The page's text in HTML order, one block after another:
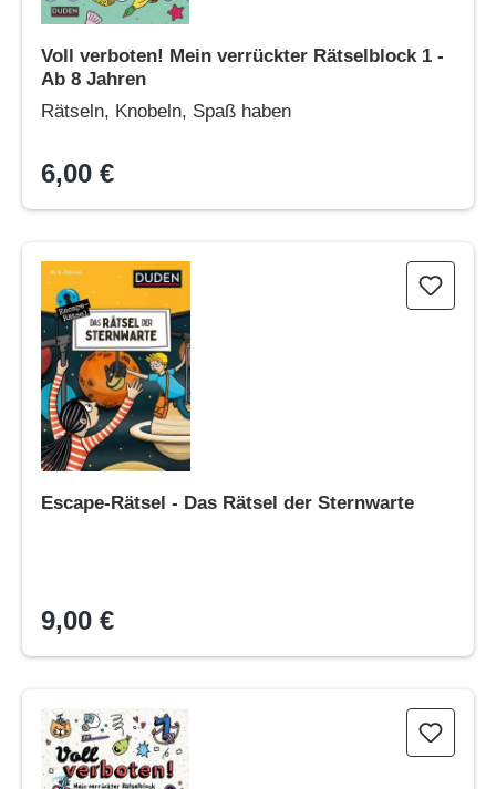
Voll verboten! Mein verrückter Rätselblock 1 -
Ab 8 Jahren
Rätseln, Knobeln, Spaß haben
6,00 €
Escape-Rätsel - Das Rätsel der Sternwarte
Escape-Rätsel - Das Rätsel der Sternwarte
9,00 €
Voll verboten! Mein verrückter Rätselblock - Ab 7 Jahren